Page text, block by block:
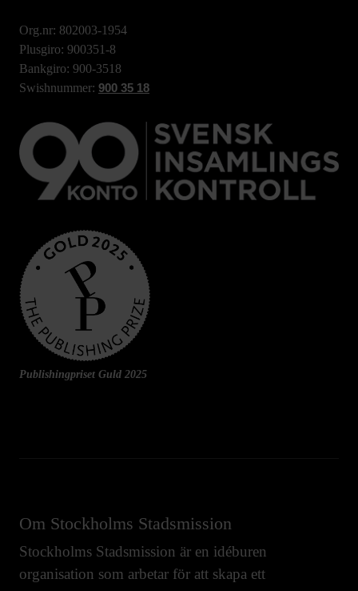
Org.nr: 802003-1954
Plusgiro: 900351-8
Bankgiro: 900-3518
Swishnummer: 900 35 18
Publishingpriset Guld 2025
Om Stockholms Stadsmission
Stockholms Stadsmission är en idéburen
organisation som arbetar för att skapa ett